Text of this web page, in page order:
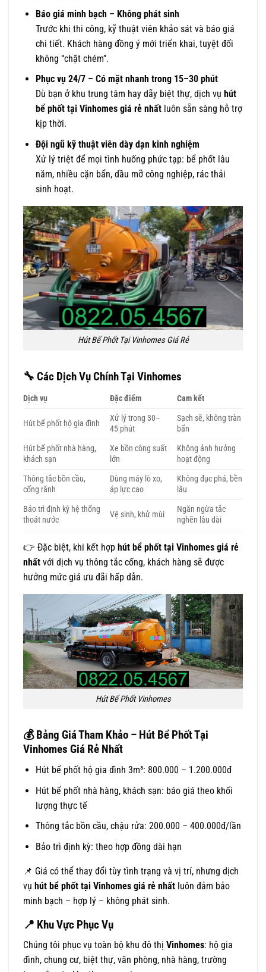
Báo giá minh bạch – Không phát sinh
Trước khi thi công, kỹ thuật viên khảo sát và báo giá
chi tiết. Khách hàng đồng ý mới triển khai, tuyệt đối
không “chặt chém”.
Phục vụ 24/7 – Có mặt nhanh trong 15–30 phút
Dù bạn ở khu trung tâm hay dãy biệt thự, dịch vụ hút
bể phốt tại Vinhomes giá rẻ nhấtluôn sẵn sàng hỗ trợ
kịp thời.
Đội ngũ kỹ thuật viên dày dạn kinh nghiệm
Xử lý triệt để mọi tình huống phức tạp: bể phốt lâu
năm, nhiều cặn bẩn, dầu mỡ công nghiệp, rác thải
sinh hoạt.
Hút Bể Phốt Tại Vinhomes Giá Rẻ
🔧 Các Dịch Vụ Chính Tại Vinhomes
Dịch vụ Đặc điểm Cam kết
Hút bể phốt hộ gia đình
Xử lý trong 30–
45 phút
Sạch sẽ, không tràn
bẩn
Hút bể phốt nhà hàng,
khách sạn
Xe bồn công suất
lớn
Không ảnh hưởng
hoạt động
Thông tắc bồn cầu,
cống rãnh
Dùng máy lò xo,
áp lực cao
Không đục phá, bền
lâu
Bảo trì định kỳ hệ thống
thoát nước
Vệ sinh, khử mùi
Ngăn ngừa tắc
nghẽn lâu dài
👉 Đặc biệt, khi kết hợp hút bể phốt tại Vinhomes giá rẻ
nhất với dịch vụ thông tắc cống, khách hàng sẽ được
hưởng mức giá ưu đãi hấp dẫn.
Hút Bể Phốt Vinhomes
💰Bảng Giá Tham Khảo – Hút Bể Phốt Tại
Vinhomes Giá Rẻ Nhất
Hút bể phốt hộ gia đình 3m³: 800.000 – 1.200.000đ
Hút bể phốt nhà hàng, khách sạn: báo giá theo khối
lượng thực tế
Thông tắc bồn cầu, chậu rửa: 200.000 – 400.000đ/lần
Bảo trì định kỳ: theo hợp đồng dài hạn
📌 Giá có thể thay đổi tùy tình trạng và vị trí, nhưng dịch
vụ hút bể phốt tại Vinhomes giá rẻ nhất luôn đảm bảo
minh bạch – hợp lý – không phát sinh.
📍 Khu Vực Phục Vụ
Chúng tôi phục vụ toàn bộ khu đô thị Vinhomes: hộ gia
đình, chung cư, biệt thự, văn phòng, nhà hàng, trường